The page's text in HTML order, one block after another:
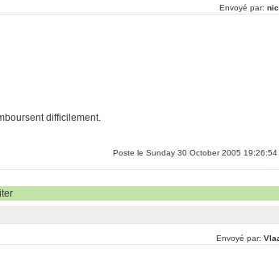
Envoyé par:
difficilement.
Poste le Sunday 30 October 2005 19:26:54
Envoyé par: